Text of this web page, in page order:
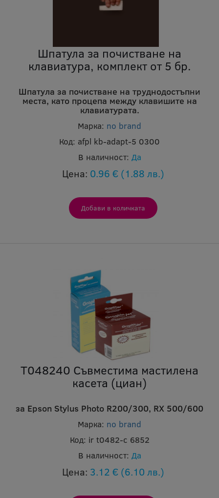
Шпатула за почистване на
клавиатура, комплект от 5 бр.
Шпатула за почистване на труднодостъпни
места, като процепа между клавишите на
клавиатурата.
Марка: no brand
Код: afpl kb-adapt-5 0300
В наличност: Да
Цена: 0.96 € (1.88 лв.)
T048240 Съвместима мастилена
касета (циан)
за Epson Stylus Photo R200/300, RX 500/600
Марка: no brand
Код: ir t0482-c 6852
В наличност: Да
Цена: 3.12 € (6.10 лв.)